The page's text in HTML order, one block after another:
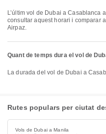
L’últim vol de Dubai a Casablanca amb Emirates surt a les 15:20. Pots
consultar aquest horari i comparar
Airpaz.
Quant de temps dura el vol de
La durada del vol de Dubai a
Rutes populars per ciutat
Vols de Dubai a Manila